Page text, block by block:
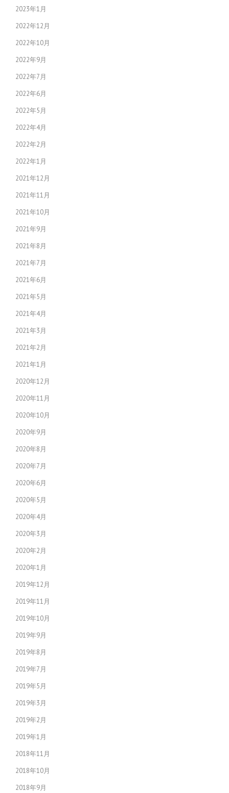
2023年1月
2022年12月
2022年10月
2022年9月
2022年7月
2022年6月
2022年5月
2022年4月
2022年2月
2022年1月
2021年12月
2021年11月
2021年10月
2021年9月
2021年8月
2021年7月
2021年6月
2021年5月
2021年4月
2021年3月
2021年2月
2021年1月
2020年12月
2020年11月
2020年10月
2020年9月
2020年8月
2020年7月
2020年6月
2020年5月
2020年4月
2020年3月
2020年2月
2020年1月
2019年12月
2019年11月
2019年10月
2019年9月
2019年8月
2019年7月
2019年5月
2019年3月
2019年2月
2019年1月
2018年11月
2018年10月
2018年9月